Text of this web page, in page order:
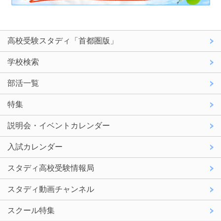
高校受験スタディ「首都圏版」
学校検索
部活一覧
特集
説明会・イベントカレンダー
入試カレンダー
スタディ高校受験情報局
スタディ動画チャンネル
スクール特集